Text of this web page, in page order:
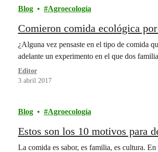
Blog Agroecología
Comieron comida ecológica
¿Alguna vez pensaste en el tipo de comida
adelante un experimento en el que dos
Editor
3 abril 2017
Blog Agroecología
Estos son los 10 motivos para
La comida es sabor, es familia, es cultura.